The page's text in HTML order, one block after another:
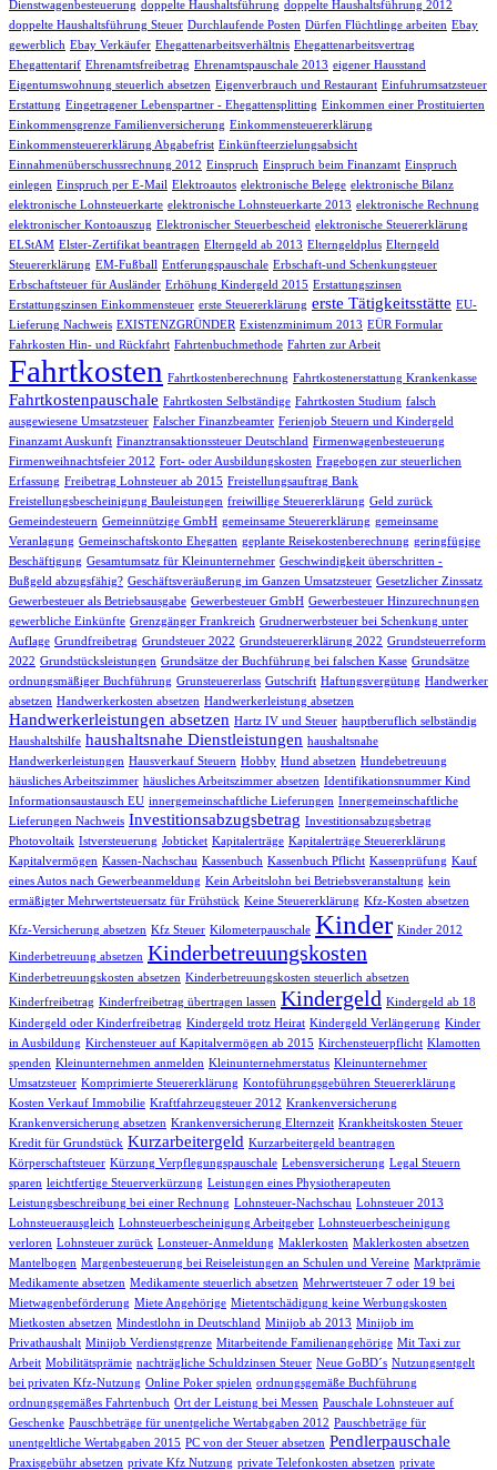
Dienstwagenbesteuerung doppelte Haushaltsführung doppelte Haushaltsführung 2012
doppelte Haushaltsführung Steuer Durchlaufende Posten Dürfen Flüchtlinge arbeiten Ebay
gewerblich Ebay Verkäufer Ehegattenarbeitsverhältnis Ehegattenarbeitsvertrag
Ehegattentarif Ehrenamtsfreibetrag Ehrenamtspauschale 2013 eigener Hausstand
Eigentumswohnung steuerlich absetzen Eigenverbrauch und Restaurant Einfuhrumsatzsteuer
Erstattung Eingetragener Lebenspartner - Ehegattensplitting Einkommen einer Prostituierten
Einkommensgrenze Familienversicherung Einkommensteuererklärung
Einkommensteuererklärung Abgabefrist Einkünfteerzielungsabsicht
Einnahmenüberschussrechnung 2012 Einspruch Einspruch beim Finanzamt Einspruch
einlegen Einspruch per E-Mail Elektroautos elektronische Belege elektronische Bilanz
elektronische Lohnsteuerkarte elektronische Lohnsteuerkarte 2013 elektronische Rechnung
elektronischer Kontoauszug Elektronischer Steuerbescheid elektronische Steuererklärung
ELStAM Elster-Zertifikat beantragen Elterngeld ab 2013 Elterngeldplus Elterngeld
Steuererklärung EM-Fußball Entferungspauschale Erbschaft-und Schenkungsteuer
Erbschaftsteuer für Ausländer Erhöhung Kindergeld 2015 Erstattungszinsen
Erstattungszinsen Einkommensteuer erste Steuererklärung erste Tätigkeitsstätte EU-
Lieferung Nachweis EXISTENZGRÜNDER Existenzminimum 2013 EÜR Formular
Fahrkosten Hin- und Rückfahrt Fahrtenbuchmethode Fahrten zur Arbeit
Fahrtkosten Fahrtkostenberechnung Fahrtkostenerstattung Krankenkasse
Fahrtkostenpauschale Fahrtkosten Selbständige Fahrtkosten Studium falsch
ausgewiesene Umsatzsteuer Falscher Finanzbeamter Ferienjob Steuern und Kindergeld
Finanzamt Auskunft Finanztransaktionssteuer Deutschland Firmenwagenbesteuerung
Firmenweihnachtsfeier 2012 Fort- oder Ausbildungskosten Fragebogen zur steuerlichen
Erfassung Freibetrag Lohnsteuer ab 2015 Freistellungsauftrag Bank
Freistellungsbescheinigung Bauleistungen freiwillige Steuererklärung Geld zurück
Gemeindesteuern Gemeinnützige GmbH gemeinsame Steuererklärung gemeinsame
Veranlagung Gemeinschaftskonto Ehegatten geplante Reisekostenberechnung geringfügige
Beschäftigung Gesamtumsatz für Kleinunternehmer Geschwindigkeit überschritten -
Bußgeld abzugsfähig? Geschäftsveräußerung im Ganzen Umsatzsteuer Gesetzlicher Zinssatz
Gewerbesteuer als Betriebsausgabe Gewerbesteuer GmbH Gewerbesteuer Hinzurechnungen
gewerbliche Einkünfte Grenzgänger Frankreich Grudnerwerbsteuer bei Schenkung unter
Auflage Grundfreibetrag Grundsteuer 2022 Grundsteuererklärung 2022 Grundsteuerreform
2022 Grundstücksleistungen Grundsätze der Buchführung bei falschen Kasse Grundsätze
ordnungsmäßiger Buchführung Grunsteuererlass Gutschrift Haftungsvergütung Handwerker
absetzen Handwerkerkosten absetzen Handwerkerleistung absetzen
Handwerkerleistungen absetzen Hartz IV und Steuer hauptberuflich selbständig
Haushaltshilfe haushaltsnahe Dienstleistungen haushaltsnahe
Handwerkerleistungen Hausverkauf Steuern Hobby Hund absetzen Hundebetreuung
häusliches Arbeitszimmer häusliches Arbeitszimmer absetzen Identifikationsnummer Kind
Informationsaustausch EU innergemeinschaftliche Lieferungen Innergemeinschaftliche
Lieferungen Nachweis Investitionsabzugsbetrag Investitionsabzugsbetrag
Photovoltaik Istversteuerung Jobticket Kapitalerträge Kapitalerträge Steuererklärung
Kapitalvermögen Kassen-Nachschau Kassenbuch Kassenbuch Pflicht Kassenprüfung Kauf
eines Autos nach Gewerbeanmeldung Kein Arbeitslohn bei Betriebsveranstaltung kein
ermäßigter Mehrwertsteuersatz für Frühstück Keine Steuererklärung Kfz-Kosten absetzen
Kfz-Versicherung absetzen Kfz Steuer Kilometerpauschale Kinder Kinder 2012
Kinderbetreuung absetzen Kinderbetreuungskosten
Kinderbetreuungskosten absetzen Kinderbetreuungskosten steuerlich absetzen
Kinderfreibetrag Kinderfreibetrag übertragen lassen Kindergeld Kindergeld ab 18
Kindergeld oder Kinderfreibetrag Kindergeld trotz Heirat Kindergeld Verlängerung Kinder
in Ausbildung Kirchensteuer auf Kapitalvermögen ab 2015 Kirchensteuerpflicht Klamotten
spenden Kleinunternehmen anmelden Kleinunternehmerstatus Kleinunternehmer
Umsatzsteuer Komprimierte Steuererklärung Kontoführungsgebühren Steuererklärung
Kosten Verkauf Immobilie Kraftfahrzeugsteuer 2012 Krankenversicherung
Krankenversicherung absetzen Krankenversicherung Elternzeit Krankheitskosten Steuer
Kredit für Grundstück Kurzarbeitergeld Kurzarbeitergeld beantragen
Körperschaftsteuer Kürzung Verpflegungspauschale Lebensversicherung Legal Steuern
sparen leichtfertige Steuerverkürzung Leistungen eines Physiotherapeuten
Leistungsbeschreibung bei einer Rechnung Lohnsteuer-Nachschau Lohnsteuer 2013
Lohnsteuerausgleich Lohnsteuerbescheinigung Arbeitgeber Lohnsteuerbescheinigung
verloren Lohnsteuer zurück Lonsteuer-Anmeldung Maklerkosten Maklerkosten absetzen
Mantelbogen Margenbesteuerung bei Reiseleistungen an Schulen und Vereine Marktprämie
Medikamente absetzen Medikamente steuerlich absetzen Mehrwertsteuer 7 oder 19 bei
Mietwagenbeförderung Miete Angehörige Mietentschädigung keine Werbungskosten
Mietkosten absetzen Mindestlohn in Deutschland Minijob ab 2013 Minijob im
Privathaushalt Minijob Verdienstgrenze Mitarbeitende Familienangehörige Mit Taxi zur
Arbeit Mobilitätsprämie nachträgliche Schuldzinsen Steuer Neue GoBD´s Nutzungsentgelt
bei privaten Kfz-Nutzung Online Poker spielen ordnungsgemäße Buchführung
ordnungsgemäßes Fahrtenbuch Ort der Leistung bei Messen Pauschale Lohnsteuer auf
Geschenke Pauschbeträge für unentgeliche Wertabgaben 2012 Pauschbeträge für
unentgeltliche Wertabgaben 2015 PC von der Steuer absetzen Pendlerpauschale
Praxisgebühr absetzen private Kfz Nutzung private Telefonkosten absetzen private